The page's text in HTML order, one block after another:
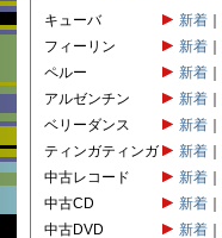
キューバ 新着
フィーリン
新着
ペルー
新着
アルゼンチン
新着
ベリーダンス
新着
ティンガティンガ
新着
中古レコード
新着
中古CD
新着
中古DVD
新着